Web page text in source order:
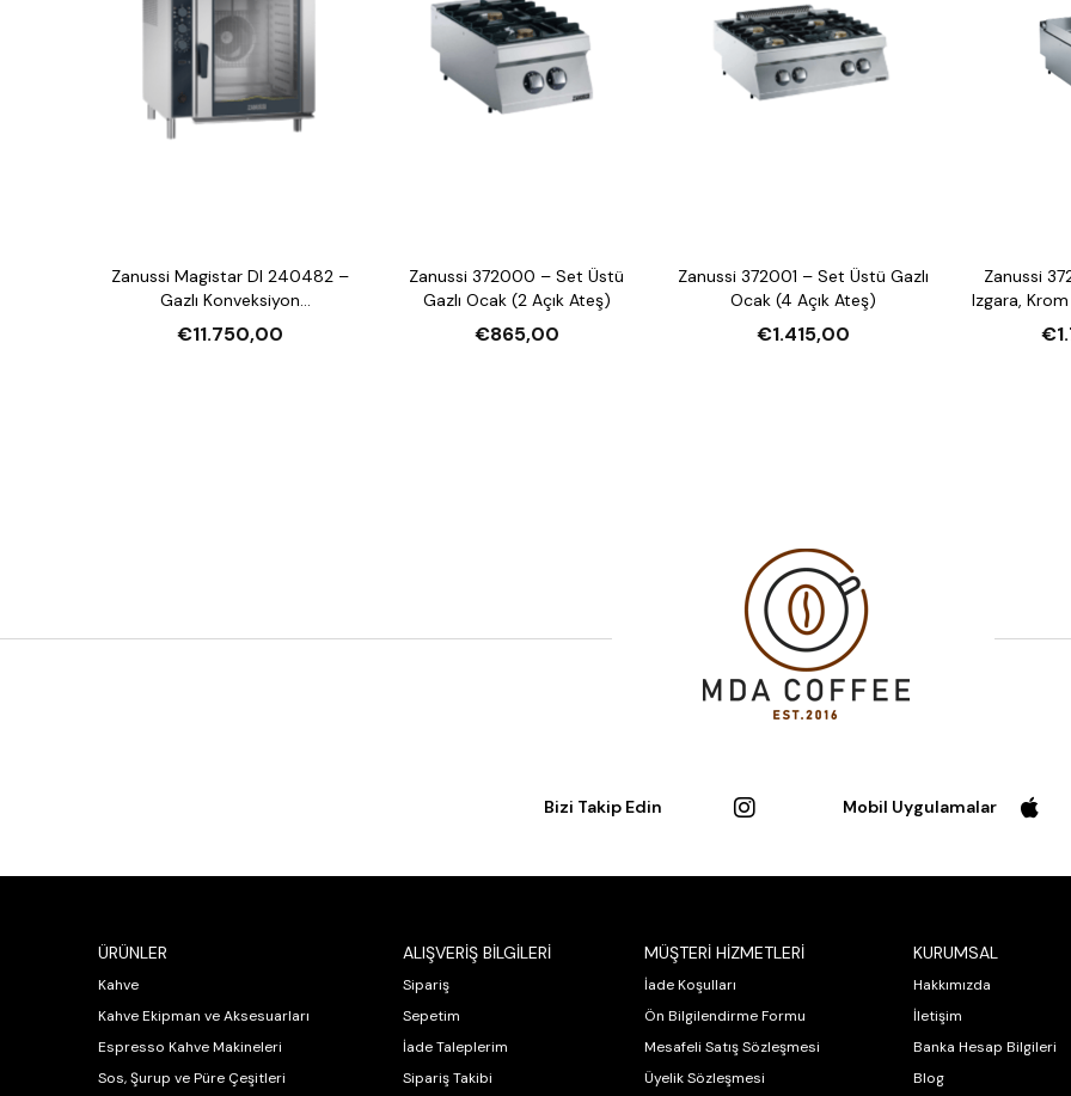
Zanussi Magistar DI 240482 –
Gazlı Konveksiyon
Nemlendirmeli Fırın (20xGN2/1,
Crosswise)
€11.750,00
Zanussi 372000 – Set Üstü
Gazlı Ocak (2 Açık Ateş)
€865,00
Zanussi 372001 – Set Üstü Gazlı
Ocak (4 Açık Ateş)
€1.415,00
Zanussi
Izgara,
Bizi Takip Edin Mobil Uygulamalar
ÜRÜNLER
Kahve
Kahve Ekipman ve Aksesuarları
Espresso Kahve Makineleri
Sos, Şurup ve Püre Çeşitleri
ALIŞVERİŞ BİLGİLERİ
Sipariş
Sepetim
İade Taleplerim
Sipariş Takibi
MÜŞTERİ HİZMETLERİ
İade Koşulları
Ön Bilgilendirme Formu
Mesafeli Satış Sözleşmesi
Üyelik Sözleşmesi
KURUMSAL
Hakkımızda
İletişim
Banka Hesap Bilgileri
Blog